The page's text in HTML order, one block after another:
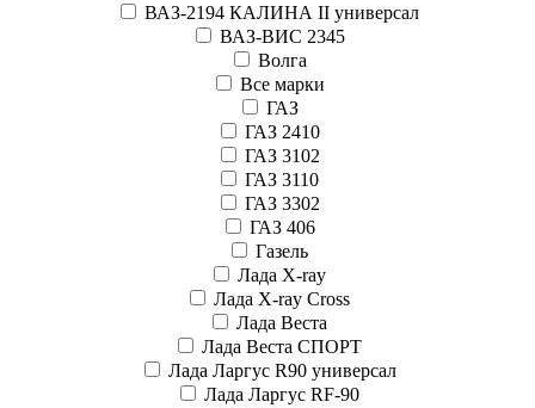
ВАЗ-2194 КАЛИНА II универсал
ВАЗ-ВИС 2345
Волга
Все марки
ГАЗ
ГАЗ 2410
ГАЗ 3102
ГАЗ 3110
ГАЗ 3302
ГАЗ 406
Газель
Лада X-ray
Лада X-ray Cross
Лада Веста
Лада Веста СПОРТ
Лада Ларгус R90 универсал
Лада Ларгус RF-90